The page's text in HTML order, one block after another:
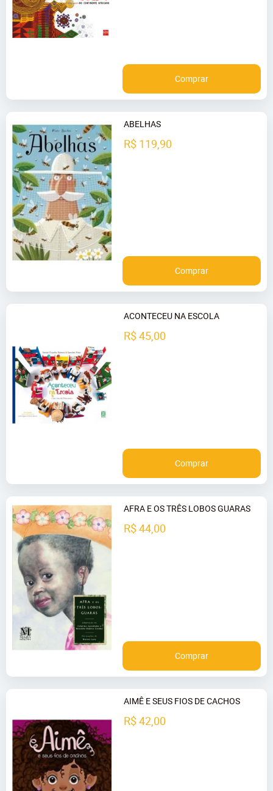
Comprar
ABELHAS
R$ 119,90
Comprar
ACONTECEU NA ESCOLA
R$ 45,00
Comprar
AFRA E OS TRÊS LOBOS GUARAS
R$ 44,00
Comprar
AIMÊ E SEUS FIOS DE CACHOS
R$ 42,00